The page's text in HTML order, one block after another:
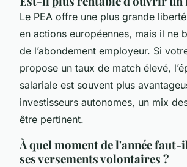
Le PEA offre une plus grande
en actions européennes, mais il ne
de l’abondement employeur. Si
propose un taux de match élevé,
salariale est souvent plus
investisseurs autonomes, un mix
être pertinent.
À quel moment de l'année
ses versements volontaires ?